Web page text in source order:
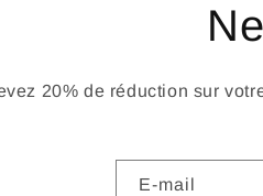
20% de réduction sur
E-mail